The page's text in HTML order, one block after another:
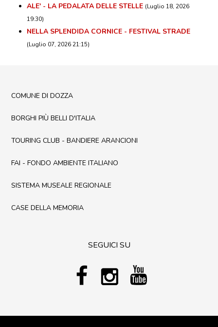
ALE' - LA PEDALATA DELLE STELLE (Luglio 18, 2026
19:30)
NELLA SPLENDIDA CORNICE - FESTIVAL STRADE
(Luglio 07, 2026 21:15)
COMUNE DI DOZZA
BORGHI PIÙ BELLI D'ITALIA
TOURING CLUB - BANDIERE ARANCIONI
FAI - FONDO AMBIENTE ITALIANO
SISTEMA MUSEALE REGIONALE
CASE DELLA MEMORIA
SEGUICI SU